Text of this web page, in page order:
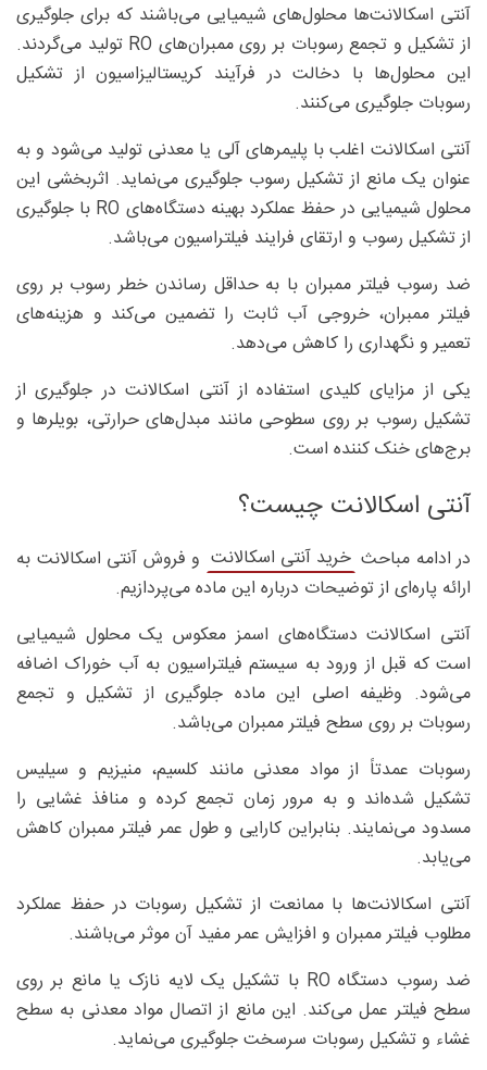
آنتی اسکالانت‌‌‌ها محلول‌های شیمیایی می‌باشند که برای جلوگیری
از تشکیل و تجمع رسوبات بر روی ممبران‌های RO تولید می‌گردند.
این محلول‌ها با دخالت در فرآیند کریستالیزاسیون از تشکیل
رسوبات جلوگیری می‌کنند.
آنتی اسکالانت اغلب با پلیمرهای آلی یا معدنی تولید می‌‌شود و به
عنوان یک مانع از تشکیل رسوب جلوگیری می‌نماید. اثربخشی این
محلول شیمیایی در حفظ عملکرد بهینه دستگاه‌های RO با جلوگیری
از تشکیل رسوب و ارتقای فرایند فیلتراسیون می‌باشد.
ضد رسوب فیلتر ممبران با به حداقل رساندن خطر رسوب بر روی
فیلتر ممبران، خروجی آب ثابت را تضمین می‌کند و هزینه‌های
تعمیر و نگهداری را کاهش می‌دهد.
یکی از مزایای کلیدی استفاده از آنتی اسکالانت در جلوگیری از
تشکیل رسوب بر روی سطوحی مانند مبدل‌های حرارتی، بویلرها و
برج‌های خنک کننده است.
آنتی اسکالانت چیست؟
در ادامه مباحث خرید آنتی اسکالانت و فروش آنتی اسکالانت به
ارائه پاره‌ای از توضیحات درباره این ماده می‌پردازیم.
آنتی اسکالانت دستگاه‌های اسمز معکوس یک محلول شیمیایی
است که قبل از ورود به سیستم فیلتراسیون به آب خوراک اضافه
می‌شود. وظیفه اصلی این ماده جلوگیری از تشکیل و تجمع
رسوبات بر روی سطح فیلتر ممبران می‌باشد.
رسوبات عمدتاً از مواد معدنی مانند کلسیم، منیزیم و سیلیس
تشکیل شده‌اند و به مرور زمان تجمع کرده و منافذ غشایی را
مسدود می‌نمایند. بنابراین کارایی و طول عمر فیلتر ممبران کاهش
می‌یابد.
آنتی اسکالانت‌ها با ممانعت از تشکیل رسوبات در حفظ عملکرد
مطلوب فیلتر ممبران و افزایش عمر مفید آن موثر می‌باشند.
ضد رسوب دستگاه RO با تشکیل یک لایه نازک یا مانع بر روی
سطح فیلتر عمل می‌کند. این مانع از اتصال مواد معدنی به سطح
غشاء و تشکیل رسوبات سرسخت جلوگیری می‌نماید.